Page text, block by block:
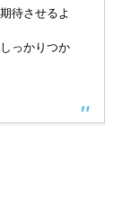
待させるよ
っかりつか